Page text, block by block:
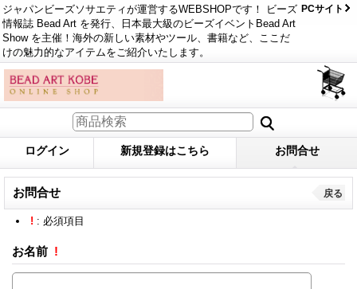
ジャパンビーズソサエティが運営するWEBSHOPです！ ビーズ
情報誌 Bead Art を発行、日本最大級のビーズイベントBead Art
Show を主催！海外の新しい素材やツール、書籍など、ここだ
けの魅力的なアイテムをご紹介いたします。
PCサイト
ログイン 新規登録はこちら お問合せ
お問合せ 戻る
! : 必須項目
お名前 !